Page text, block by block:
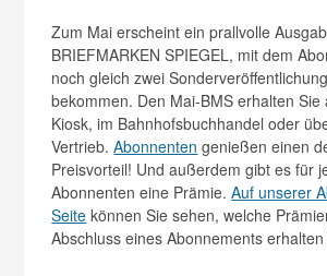
Zum Mai erscheint ein prallvolle
BRIEFMARKEN SPIEGEL, mit dem
noch gleich zwei
bekommen. Den Mai-BMS erhalten Sie
Kiosk, im Bahnhofsbuchhandel oder
Vertrieb.Abonnenten genießen einen
Preisvorteil! Und außerdem gibt es für
Abonnenten eine Prämie.Auf unserer
Seite können Sie sehen, welche
Abschluss eines Abonnements